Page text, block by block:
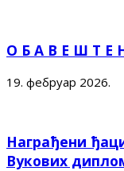
О Б А В Е Ш Т Е
19. фебруар 2026.
Награђени
Вукових